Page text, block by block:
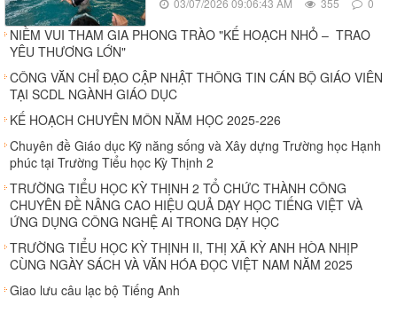
NIỀM VUI THAM GIA PHONG TRÀO "KẾ HOẠCH NHỎ – TRAO
YÊU THƯƠNG LỚN"
CÔNG VĂN CHỈ ĐẠO CẬP NHẬT THÔNG TIN CÁN BỘ GIÁO VIÊN
TẠI SCDL NGÀNH GIÁO DỤC
KẾ HOẠCH CHUYÊN MÔN NĂM HỌC 2025-226
Chuyên đề Giáo dục Kỹ năng sống và Xây dựng Trường học Hạnh
phúc tại Trường Tiểu học Kỳ Thịnh 2
TRƯỜNG TIỂU HỌC KỲ THỊNH 2 TỔ CHỨC THÀNH CÔNG
CHUYÊN ĐỀ NÂNG CAO HIỆU QUẢ DẠY HỌC TIẾNG VIỆT VÀ
ỨNG DỤNG CÔNG NGHỆ AI TRONG DẠY HỌC
TRƯỜNG TIỂU HỌC KỲ THỊNH II, THỊ XÃ KỲ ANH HÒA NHỊP
CÙNG NGÀY SÁCH VÀ VĂN HÓA ĐỌC VIỆT NAM NĂM 2025
Giao lưu câu lạc bộ Tiếng Anh